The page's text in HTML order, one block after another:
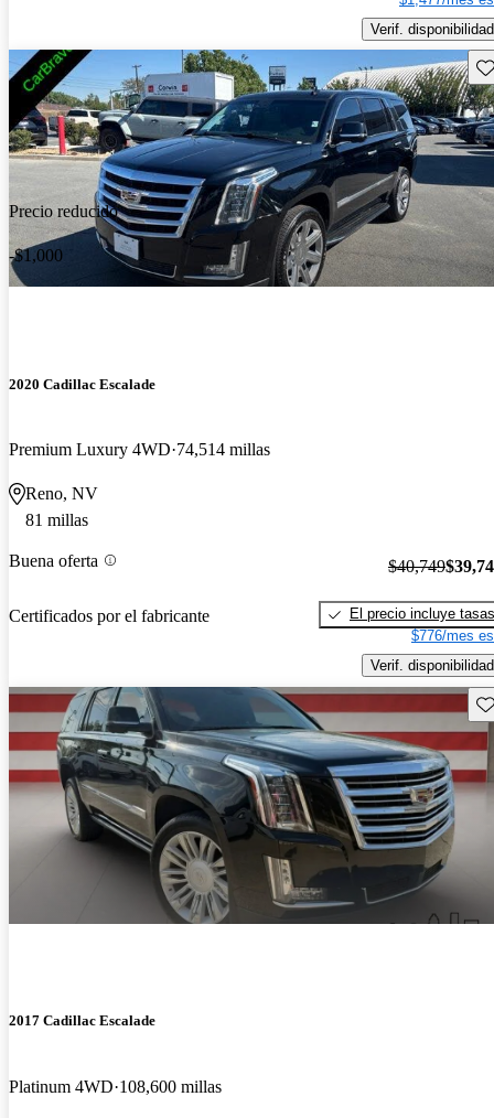
Verif. disponibilidad
Precio reducido
-$1,000
2020 Cadillac Escalade
Premium Luxury 4WD 74,514 millas
Reno, NV
81 millas
Buena oferta
Certificados por el fabricante
$40,749
El precio incluye tasas
$776/mes
Verif. disponibilidad
2017 Cadillac Escalade
Platinum 4WD 108,600 millas